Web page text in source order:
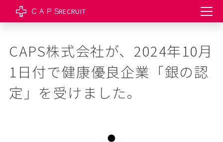
RECRUIT
CAPS株式会社が、2024年10月
1日付で健康優良企業「銀の認
定」を受けました。